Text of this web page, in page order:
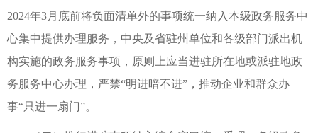
2024年3月底前将负面清单外的事项统一纳入本级政务服务中
心集中提供办理服务，中央及省驻州单位和各级部门派出机
构实施的政务服务事项，原则上应当进驻所在地或派驻地政
务服务中心办理，严禁“明进暗不进”，推动企业和群众办
事“只进一扇门”。